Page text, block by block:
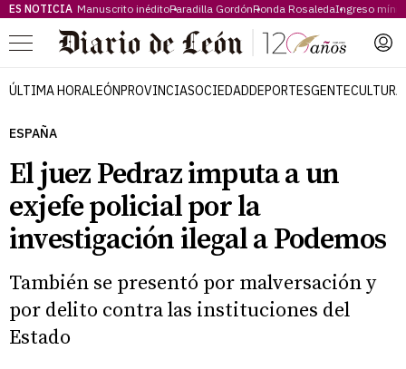
ES NOTICIA Manuscrito inéditoParadilla GordónRonda RosaledaIngreso
Menú
ÚLTIMA HORALEÓNPROVINCIASOCIEDADDEPORTESGENTECULTURA
ESPAÑA
El juez Pedraz imputa a un
exjefe policial por la
investigación ilegal a Podemos
También se presentó por malversación y
por delito contra las instituciones del
Estado